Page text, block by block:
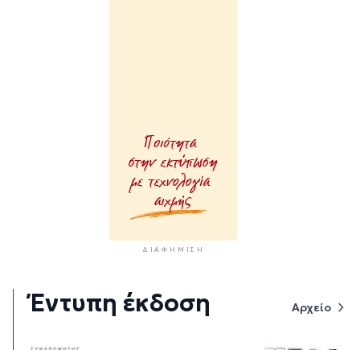
ΔΙΑΦΉΜΙΣΗ
Έντυπη έκδοση Αρχείο